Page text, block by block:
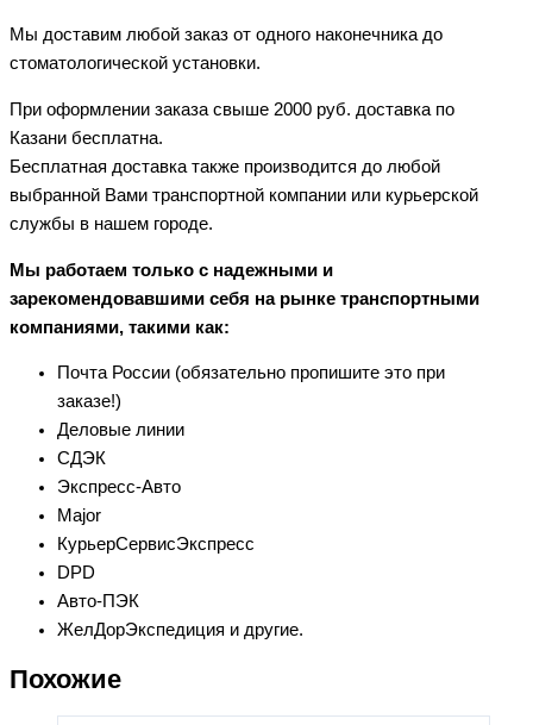
Мы доставим любой заказ от одного наконечника до
стоматологической установки.
При оформлении заказа свыше 2000 руб. доставка по
Казани бесплатна.
Бесплатная доставка также производится до любой
выбранной Вами транспортной компании или курьерской
службы в нашем городе.
Мы работаем только с надежными и
зарекомендовавшими себя на рынке транспортными
компаниями, такими как:
Почта России (обязательно пропишите это при
заказе!)
Деловые линии
СДЭК
Экспресс-Авто
Major
КурьерСервисЭкспресс
DPD
Авто-ПЭК
ЖелДорЭкспедиция и другие.
Похожие